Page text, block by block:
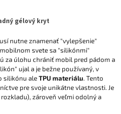
gélový kryt
nutne znamenať "vylepšenie"
svete sa "silikónmi"
za úlohu chrániť mobil pred pádom a
ujal a je bežne používaný, v
silikónu aleTPU materiálu. Tento
pre svoje unikátne vlastnosti. Je
zároveň veľmi odolný a